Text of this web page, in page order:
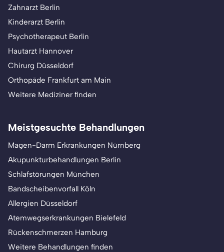
Zahnarzt Berlin
Kinderarzt Berlin
Psychotherapeut Berlin
Hautarzt Hannover
Chirurg Düsseldorf
Orthopäde Frankfurt am Main
Weitere Mediziner finden
Meistgesuchte Behandlungen
Magen-Darm Erkrankungen Nürnberg
Akupunkturbehandlungen Berlin
Schlafstörungen München
Bandscheibenvorfall Köln
Allergien Düsseldorf
Atemwegserkrankungen Bielefeld
Rückenschmerzen Hamburg
Weitere Behandlungen finden